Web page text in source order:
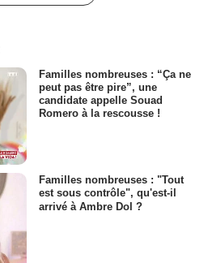
Familles nombreuses : “Ça ne
peut pas être pire”, une
candidate appelle Souad
Romero à la rescousse !
Familles nombreuses : "Tout
est sous contrôle", qu'est-il
arrivé à Ambre Dol ?